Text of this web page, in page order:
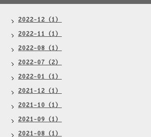
2022-12（1）
2022-11（1）
2022-08（1）
2022-07（2）
2022-01（1）
2021-12（1）
2021-10（1）
2021-09（1）
2021-08（1）